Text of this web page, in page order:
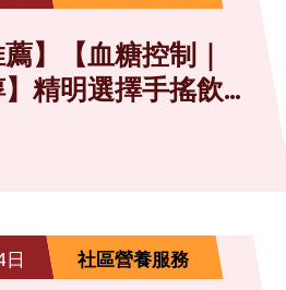
薦】【血糖控制｜
精明選擇手搖飲...
社區營養服務